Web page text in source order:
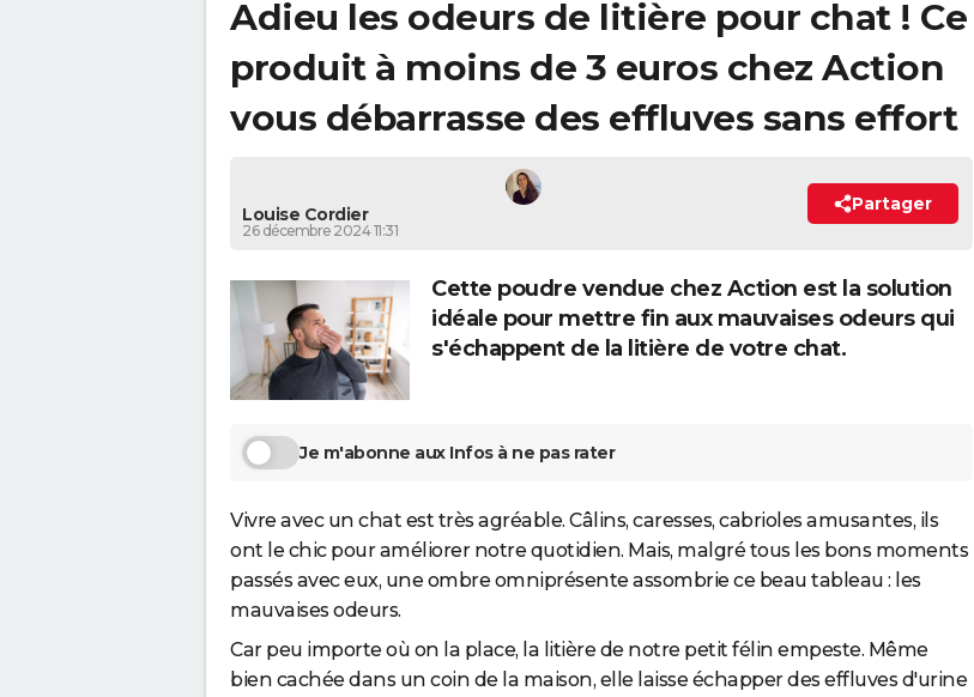
Adieu les odeurs de litière pour chat ! Ce
produit à moins de 3 euros chez Action
vous débarrasse des effluves sans effort
Louise Cordier
26 décembre 2024 11:31
Partager
Cette poudre vendue chez Action est la solution
idéale pour mettre fin aux mauvaises odeurs qui
s'échappent de la litière de votre chat.
Je m'abonne aux Infos à ne pas rater
Vivre avec un chat est très agréable. Câlins, caresses, cabrioles amusantes, ils
ont le chic pour améliorer notre quotidien. Mais, malgré tous les bons moments
passés avec eux, une ombre omniprésente assombrie ce beau tableau : les
mauvaises odeurs.
Car peu importe où on la place, la litière de notre petit félin empeste. Même
bien cachée dans un coin de la maison, elle laisse échapper des effluves d'urine